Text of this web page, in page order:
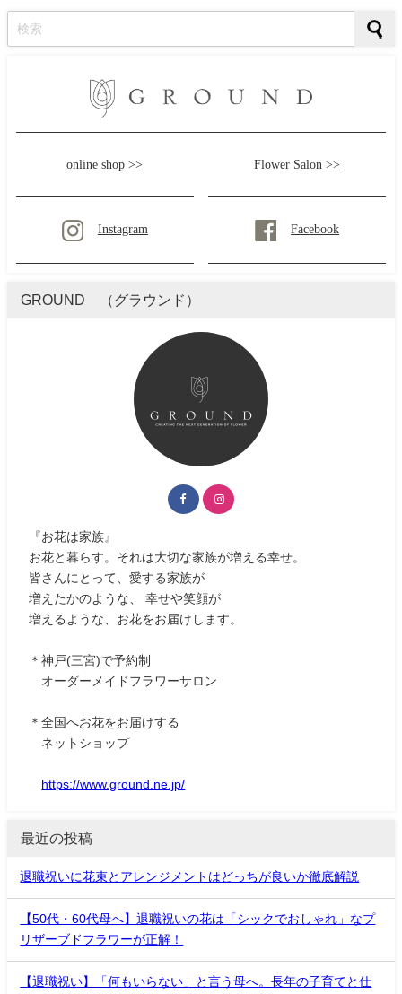
online shop >> Flower Salon >>
Instagram Facebook
GROUND （グラウンド）
『お花は家族』
お花と暮らす。それは大切な家族が増える幸せ。
皆さんにとって、愛する家族が
増えたかのような、 幸せや笑顔が
増えるような、お花をお届けします。
＊神戸(三宮)で予約制
オーダーメイドフラワーサロン
＊全国へお花をお届けする
ネットショップ
https://www.ground.ne.jp/
最近の投稿
退職祝いに花束とアレンジメントはどっちが良いか徹底解説
【50代・60代母へ】退職祝いの花は「シックでおしゃれ」なプ
リザーブドフラワーが正解！
【退職祝い】「何もいらない」と言う母へ。長年の子育てと仕